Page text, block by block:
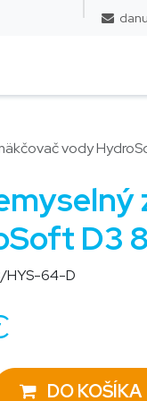
vody
D3
HYS-64-D
DO KOŠÍKA